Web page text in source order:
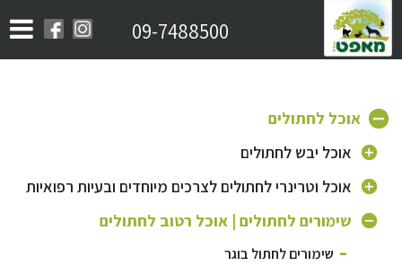
09-7488500
אוכל לחתולים
אוכל יבש לחתולים
אוכל לחתולים בוגרים
אוכל לגורי חתולים
אוכל לחתולים מבוגרים
אוכל וטרינרי לחתולים לצרכים מיוחדים ובעיות רפואיות
אוכל היפואלרגני לחתול
אוכל לחתול מסורס | אוכל לייט לחתול
שימורים לחתולים | אוכל רטוב לחתולים
שימורים לחתול בוגר